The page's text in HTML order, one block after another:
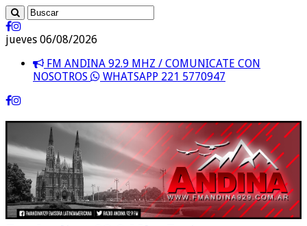
jueves 06/08/2026
FM ANDINA 92.9 MHZ / COMUNICATE CON
NOSOTROS
WHATSAPP 221 5770947